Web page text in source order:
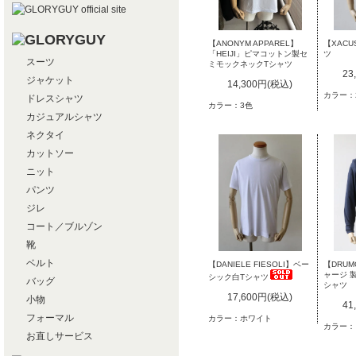
【ANONYM APPAREL】
「HEIJI」ピマコットン製セ
ミモックネックTシャツ
14,300円(税込)
カラー：3色
【
ツ
カラー
【DANIELE FIESOLI】ベー
シック白Tシャツ
17,600円(税込)
カラー：ホワイト
【
ャージ
シャツ
カラー
スーツ
ジャケット
ドレスシャツ
カジュアルシャツ
ネクタイ
カットソー
ニット
パンツ
ジレ
コート／ブルゾン
靴
ベルト
バッグ
小物
フォーマル
お直しサービス